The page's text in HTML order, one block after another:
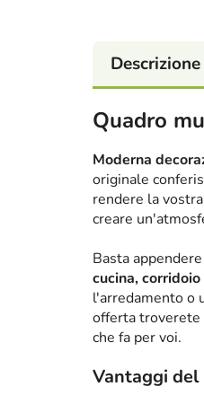
Descrizione
Quadro
Moderna
originale
rendere la
creare
Basta
cucina,
l'arredamento o
offerta troverete
che fa per voi.
Vantaggi